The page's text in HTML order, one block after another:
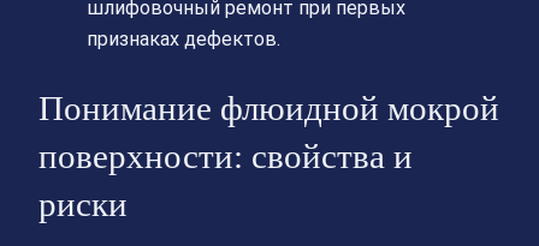
шлифовочный ремонт при первых
признаках дефектов.
Понимание флюидной мокрой
поверхности: свойства и
риски